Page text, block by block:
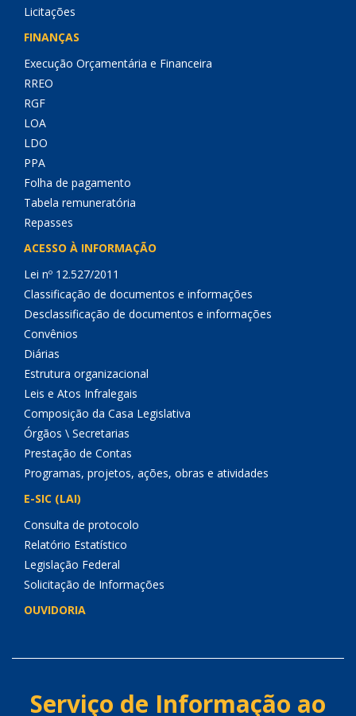
Licitações
FINANÇAS
Execução Orçamentária e Financeira
RREO
RGF
LOA
LDO
PPA
Folha de pagamento
Tabela remuneratória
Repasses
ACESSO À INFORMAÇÃO
Lei nº 12.527/2011
Classificação de documentos e informações
Desclassificação de documentos e informações
Convênios
Diárias
Estrutura organizacional
Leis e Atos Infralegais
Composição da Casa Legislativa
Órgãos \ Secretarias
Prestação de Contas
Programas, projetos, ações, obras e atividades
E-SIC (LAI)
Consulta de protocolo
Relatório Estatístico
Legislação Federal
Solicitação de Informações
OUVIDORIA
Serviço de Informação ao